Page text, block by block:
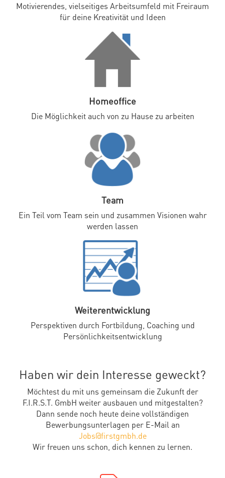
Motivierendes, vielseitiges Arbeitsumfeld mit Freiraum
für deine Kreativität und Ideen
Homeoffice
Die Möglichkeit auch von zu Hause zu arbeiten
Team
Ein Teil vom Team sein und zusammen Visionen wahr
werden lassen
Weiterentwicklung
Perspektiven durch Fortbildung, Coaching und
Persönlichkeitsentwicklung
Haben wir dein Interesse geweckt?
Möchtest du mit uns gemeinsam die Zukunft der
F.I.R.S.T. GmbH weiter ausbauen und mitgestalten?
Dann sende noch heute deine vollständigen
Bewerbungsunterlagen per E-Mail an
Jobs@firstgmbh.de
Wir freuen uns schon, dich kennen zu lernen.